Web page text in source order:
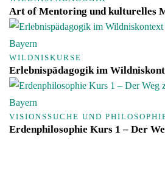
Art of Mentoring und kulturelles
WILDNISKURSE
Erlebnispädagogik im
VISIONSSUCHE UND
Erdenphilosophie Kurs 1 – Der